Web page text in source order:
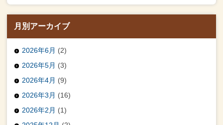
月別アーカイブ
2026年6月 (2)
2026年5月 (3)
2026年4月 (9)
2026年3月 (16)
2026年2月 (1)